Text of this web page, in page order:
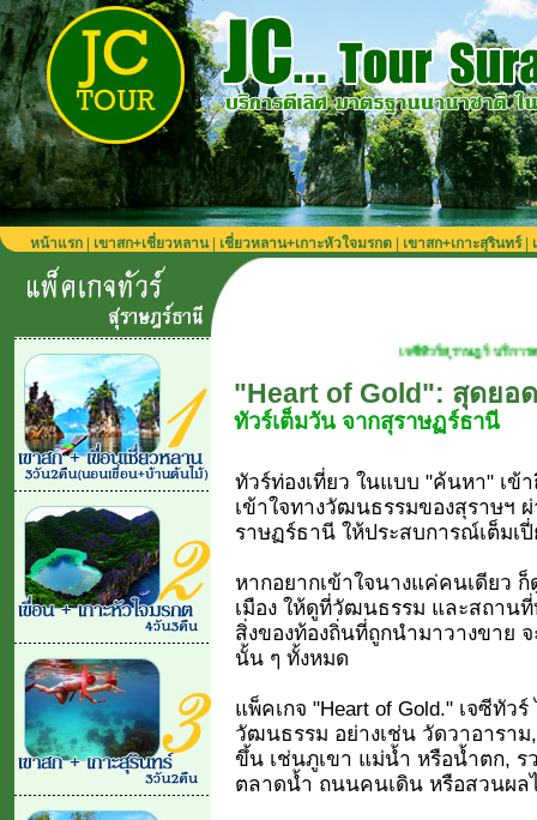
หน้าแรก เขาสก+เชี่ยวหลาน| เชี่ยวหลาน+เกาะหัวใจมรกต เขาสก+เกาะสุรินทร์|
เจซีทัวร์สุราษฎร์ บริการตลอดปี เที่ยวได้ทุ
"Heart of Gold": สุดยอ
ทัวร์เต็มวัน จากสุราษฏร์ธานี
ทัวร์ท่องเที่ยว ในแบบ "ค้นหา" เข้
เข้าใจทางวัฒนธรรมของสุราษฯ
ราษฏร์ธานี ให้ประสบการณ์เต็มเ
หากอยากเข้าใจนางแค่คนเดียว
เมือง ให้ดูที่วัฒนธรรม และสถาน
สิ่งของท้องถิ่นที่ถูกนำมาวางขาย
นั้น ๆ ทั้งหมด
แพ็คเกจ "Heart of Gold." เจซีทัว
วัฒนธรรม อย่างเช่น วัดวาอารา
ขึ้น เช่นภูเขา แม่น้ำ หรือน้ำตก, ร
ตลาดน้ำ ถนนคนเดิน หรือสวนผล